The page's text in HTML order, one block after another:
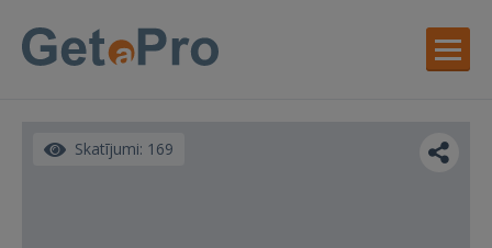
Skatījumi: 169